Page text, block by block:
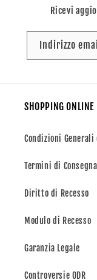
Ricevi
Indirizzo email
SHOPPING ONLINE
Condizioni
Termini di Consegna
Diritto di Recesso
Modulo di Recesso
Garanzia Legale
Controversie ODR